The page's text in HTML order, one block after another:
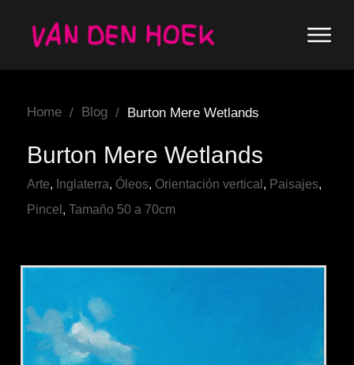
Home / Blog / Burton Mere Wetlands
Burton Mere Wetlands
Arte, Inglaterra, Óleos, Orientación vertical , Paisajes,
Pincel , Tamaño 50 a 70cm